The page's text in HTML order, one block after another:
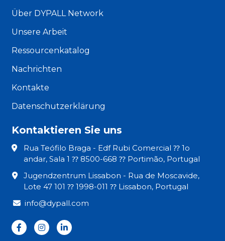
Über DYPALL Network
Unsere Arbeit
Ressourcenkatalog
Nachrichten
Kontakte
Datenschutzerklärung
Kontaktieren Sie uns
Rua Teófilo Braga - Edf Rubi Comercial ⁇ 1o
andar, Sala 1 ⁇ 8500-668 ⁇ Portimão, Portugal
Jugendzentrum Lissabon - Rua de Moscavide,
Lote 47 101 ⁇ 1998-011 ⁇ Lissabon, Portugal
info@dypall.com